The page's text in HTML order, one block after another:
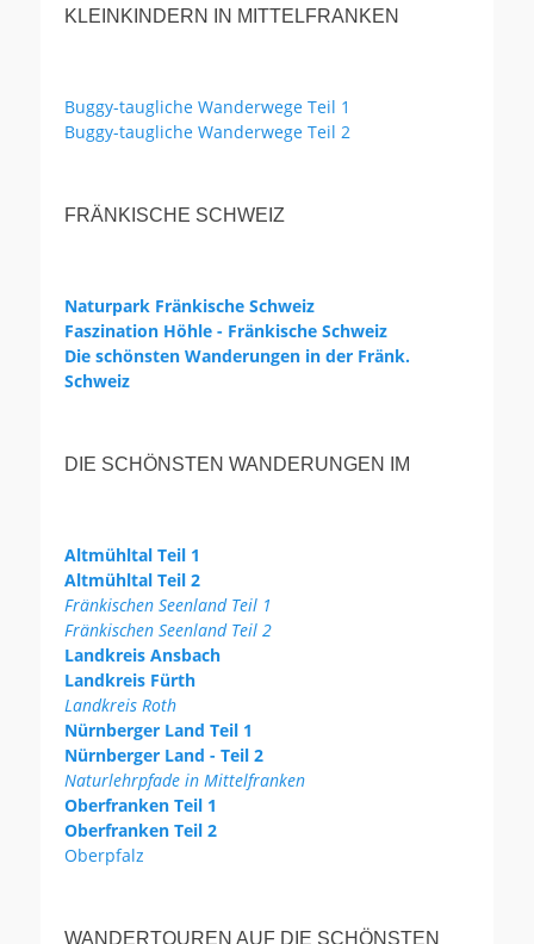
KLEINKINDERN IN MITTELFRANKEN
Buggy-taugliche Wanderwege Teil 1
Buggy-taugliche Wanderwege Teil 2
FRÄNKISCHE SCHWEIZ
Naturpark Fränkische Schweiz
Faszination Höhle - Fränkische Schweiz
Die schönsten Wanderungen in der Fränk.
Schweiz
DIE SCHÖNSTEN WANDERUNGEN IM
Altmühltal Teil 1
Altmühltal Teil 2
Fränkischen Seenland Teil 1
Fränkischen Seenland Teil 2
Landkreis Ansbach
Landkreis Fürth
Landkreis Roth
Nürnberger Land Teil 1
Nürnberger Land - Teil 2
Naturlehrpfade in Mittelfranken
Oberfranken Teil 1
Oberfranken Teil 2
Oberpfalz
WANDERTOUREN AUF DIE SCHÖNSTEN